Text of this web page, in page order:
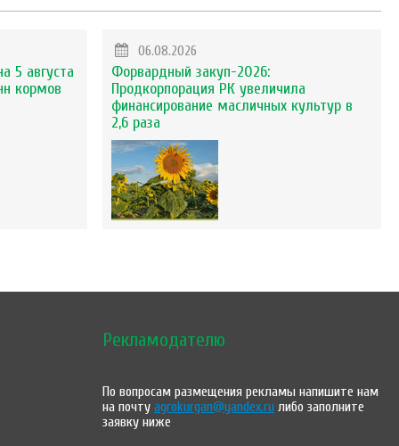
5 августа
кормов
06.08.2026
Форвардный закуп-2026:
Продкорпорация РК увеличила
финансирование масличных культур в
2,6 раза
Рекламодателю
По вопросам размещения рекламы напишите нам
на почтуagrokurgan@yandex.ru либо заполните
заявку ниже